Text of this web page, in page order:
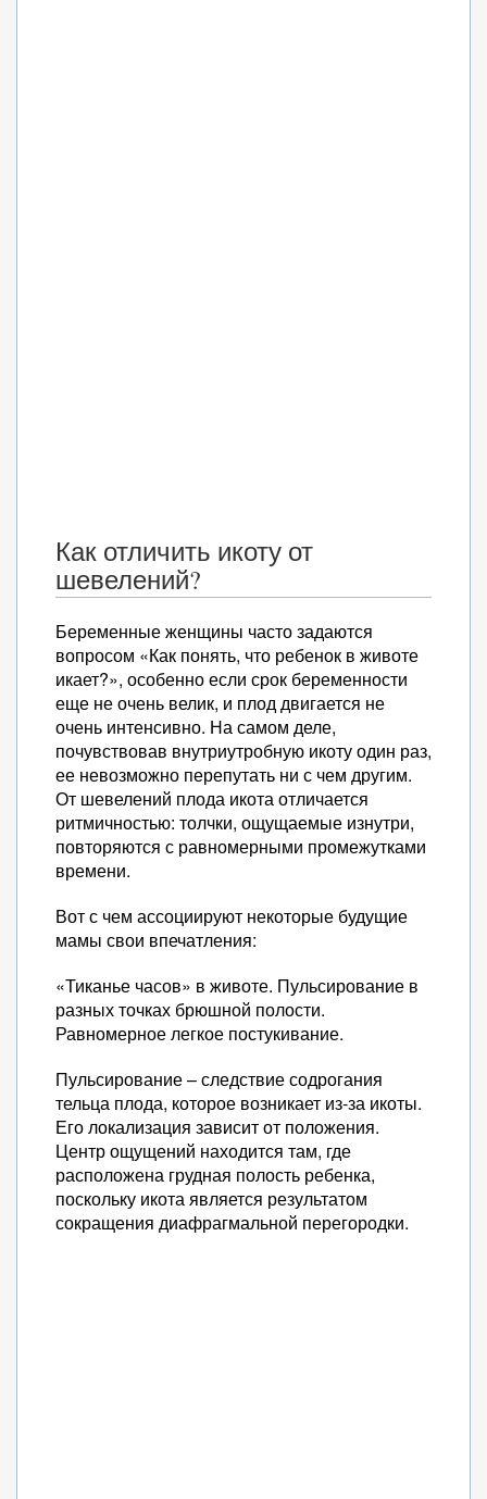
Как отличить икоту от
шевелений?
Беременные женщины часто задаются
вопросом «Как понять, что ребенок в животе
икает?», особенно если срок беременности
еще не очень велик, и плод двигается не
очень интенсивно. На самом деле,
почувствовав внутриутробную икоту один раз,
ее невозможно перепутать ни с чем другим.
От шевелений плода икота отличается
ритмичностью: толчки, ощущаемые изнутри,
повторяются с равномерными промежутками
времени.
Вот с чем ассоциируют некоторые будущие
мамы свои впечатления:
«Тиканье часов» в животе. Пульсирование в
разных точках брюшной полости.
Равномерное легкое постукивание.
Пульсирование – следствие содрогания
тельца плода, которое возникает из-за икоты.
Его локализация зависит от положения.
Центр ощущений находится там, где
расположена грудная полость ребенка,
поскольку икота является результатом
сокращения диафрагмальной перегородки.